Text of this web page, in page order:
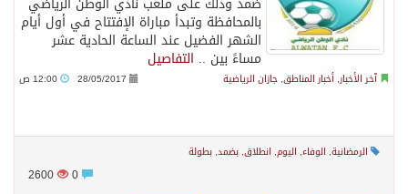
بالمحافظة وتبدأ مباراة الإفتتاح في أول أيام
الشهر الفضيل عند الساعة الحادية عشر
مساءً بين .. التفاصيل
آخر الأخبار, أخبار المناطق, جازان الرياضية 28/05/2017
الرمضانية, الوفاء, اليوم, انطلاق, بضمد, بطولة
2600